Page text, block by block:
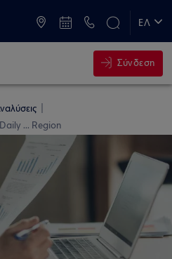
ΕΛ
Σύνδεση
Daily ... Region